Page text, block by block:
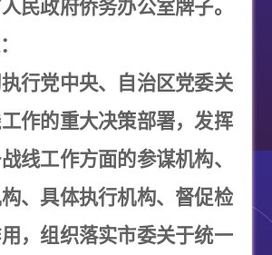
民政府侨务办公室牌子。
执行党中央、自治区党委关
作的重大决策部署，发挥
线工作方面的参谋机构、
、具体执行机构、督促检
，组织落实市委关于统一